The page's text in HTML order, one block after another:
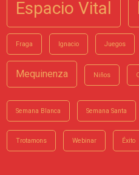
Espacio Vital
Fraga Ignacio Juegos
Mequinenza Niños
Semana Blanca Semana Santa
Trotamons Webinar Éxito